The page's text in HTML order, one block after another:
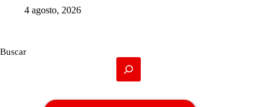
4 agosto, 2026
Buscar